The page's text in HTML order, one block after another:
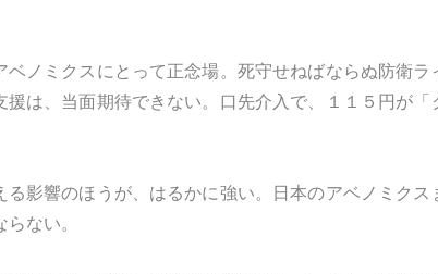
ノミクスにとって正念場。死守せねばならぬ防衛
は、当面期待できない。口先介入で、１１５円が
影響のほうが、はるかに強い。日本のアベノミクス
ない。